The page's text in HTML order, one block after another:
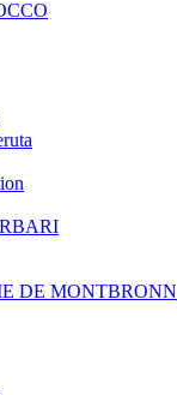
DE MONTBRONN